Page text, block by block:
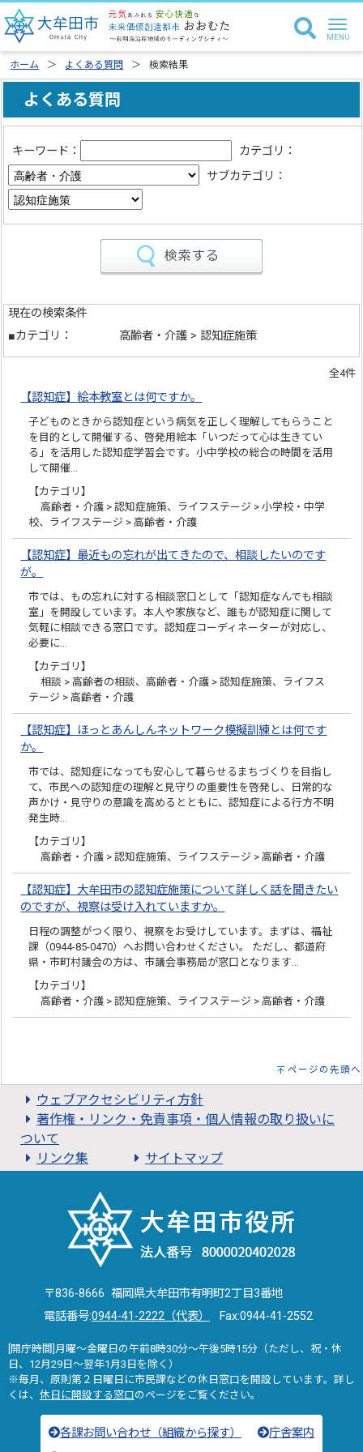
ホーム よくある質問 検索結果
よくある質問
キーワード：
カテゴリ：
サブカテゴリ：
現在の検索条件
■カテゴリ：
高齢者・介護 > 認知症施策
全4件
【認知症】絵本教室とは何ですか。
子どものときから認知症という病気を正しく理解してもらうこと
を目的として開催する、啓発用絵本「いつだって心は生きてい
る」を活用した認知症学習会です。小中学校の総合の時間を活用
して開催…
【カテゴリ】
高齢者・介護 > 認知症施策、ライフステージ > 小学校・中学
校、ライフステージ > 高齢者・介護
【認知症】最近もの忘れが出てきたので、相談したいのです
が。
市では、もの忘れに対する相談窓口として「認知症なんでも相談
室」を開設しています。本人や家族など、誰もが認知症に関して
気軽に相談できる窓口です。認知症コーディネーターが対応し、
必要に…
【カテゴリ】
相談 > 高齢者の相談、高齢者・介護 > 認知症施策、ライフス
テージ > 高齢者・介護
【認知症】ほっとあんしんネットワーク模擬訓練とは何です
か。
市では、認知症になっても安心して暮らせるまちづくりを目指し
て、市民への認知症の理解と見守りの重要性を啓発し、日常的な
声かけ・見守りの意識を高めるとともに、認知症による行方不明
発生時…
【カテゴリ】
高齢者・介護 > 認知症施策、ライフステージ > 高齢者・介護
【認知症】大牟田市の認知症施策について詳しく話を聞きたい
のですが、視察は受け入れていますか。
日程の調整がつく限り、視察をお受けしています。まずは、福祉
課（0944-85-0470）へお問い合わせください。 ただし、都道府
県・市町村議会の方は、市議会事務局が窓口となります…
【カテゴリ】
高齢者・介護 > 認知症施策、ライフステージ > 高齢者・介護
ページの先頭へ
ウェブアクセシビリティ方針
著作権・リンク・免責事項・個人情報の取り扱いに
ついて
リンク集
サイトマップ
〒836-8666 福岡県大牟田市有明町2丁目3番地
電話番号:0944-41-2222（代表） Fax:0944-41-2552
[開庁時間]月曜～金曜日の午前8時30分～午後5時15分（ただし、祝・休
日、12月29日～翌年1月3日を除く）
※毎月、原則第２日曜日に市民課などの休日窓口を開設しています。詳し
くは、 休日に開設する窓口のページをご覧ください。
各課お問い合わせ（組織から探す）
庁舎案内